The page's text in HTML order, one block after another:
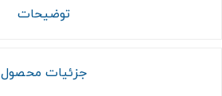
توضیحات
جزئیات محصول